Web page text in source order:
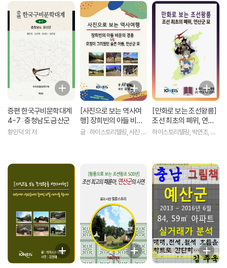
증편 한국구비문학대계
4-7 : 충청남도 금산군
황인덕 외 저
[사진으로 보는 역사여
행] 장희빈의 아들 비운
의 경종 vs 모정이 그리
글 : 하이스토리텔링, 사진 김
[만화로 보는 조선왕릉]
조선 최초의 폐위, 연산
군 묘
하이스토리텔링, 박연조, 김